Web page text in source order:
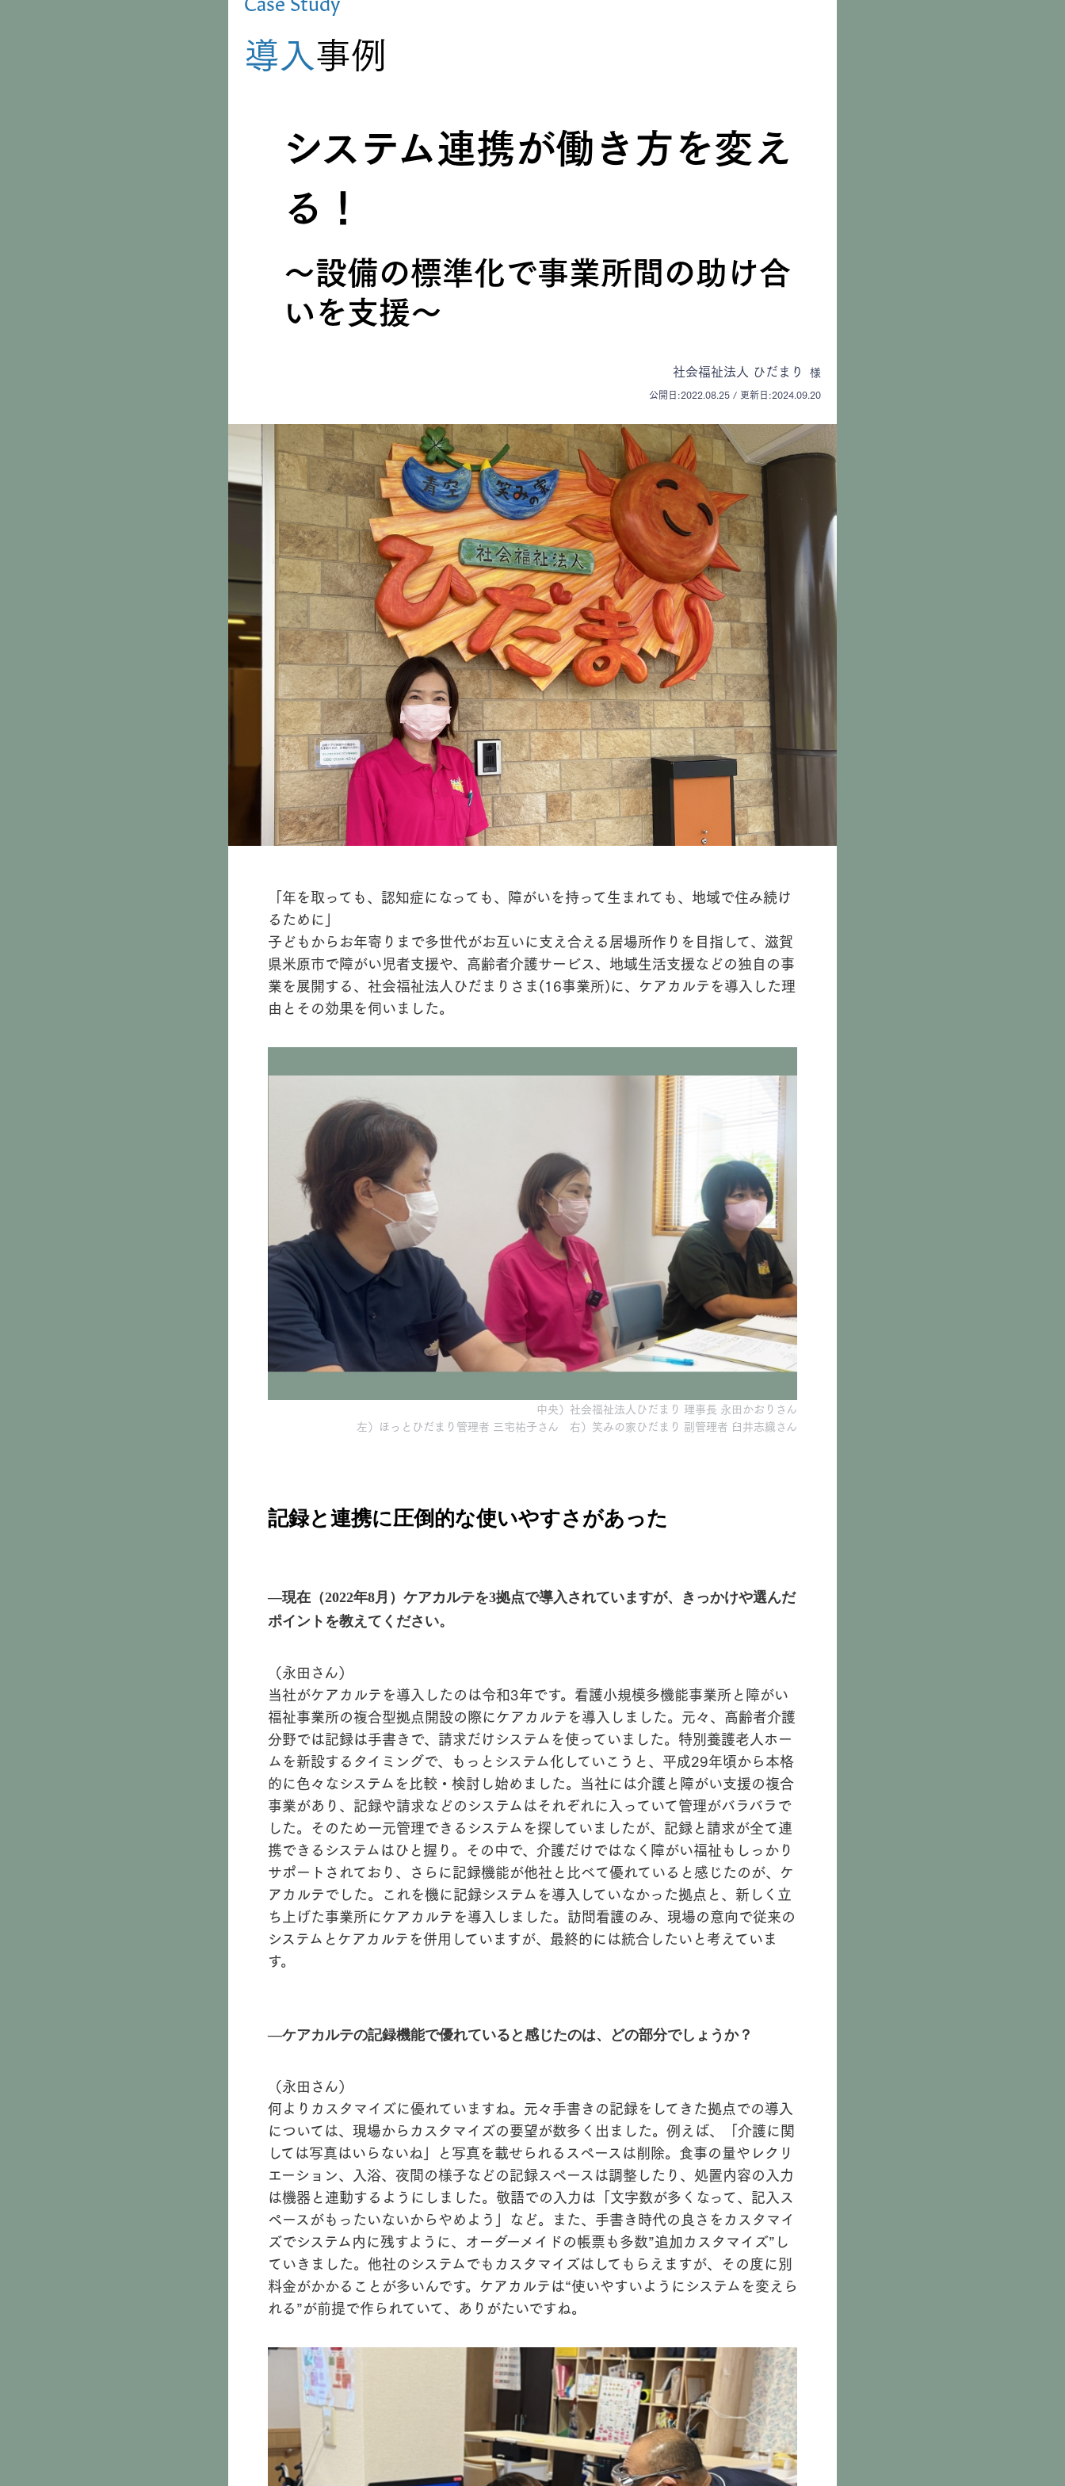
導入事例
システム連携が働き方を変え
る！
〜設備の標準化で事業所間の助け合
いを支援〜
社会福祉法人 ひだまり 様
公開日:2022.08.25 / 更新日:2024.09.20
「年を取っても、認知症になっても、障がいを持って生まれても、地域で住み続け
るために」
子どもからお年寄りまで多世代がお互いに支え合える居場所作りを目指して、滋賀
県米原市で障がい児者支援や、高齢者介護サービス、地域生活支援などの独自の事
業を展開する、社会福祉法人ひだまりさま(16事業所)に、ケアカルテを導入した理
由とその効果を伺いました。
中央）社会福祉法人ひだまり 理事長 永田かおりさん
左）ほっとひだまり管理者 三宅祐子さん 右）笑みの家ひだまり 副管理者 臼井志織さん
記録と連携に圧倒的な使いやすさがあった
―現在（2022年8月）ケアカルテを3拠点で導入されていますが、きっかけや選んだ
ポイントを教えてください。
（永田さん）
当社がケアカルテを導入したのは令和3年です。看護小規模多機能事業所と障がい
福祉事業所の複合型拠点開設の際にケアカルテを導入しました。元々、高齢者介護
分野では記録は手書きで、請求だけシステムを使っていました。特別養護老人ホー
ムを新設するタイミングで、もっとシステム化していこうと、平成29年頃から本格
的に色々なシステムを比較・検討し始めました。当社には介護と障がい支援の複合
事業があり、記録や請求などのシステムはそれぞれに入っていて管理がバラバラで
した。そのため一元管理できるシステムを探していましたが、記録と請求が全て連
携できるシステムはひと握り。その中で、介護だけではなく障がい福祉もしっかり
サポートされており、さらに記録機能が他社と比べて優れていると感じたのが、ケ
アカルテでした。これを機に記録システムを導入していなかった拠点と、新しく立
ち上げた事業所にケアカルテを導入しました。訪問看護のみ、現場の意向で従来の
システムとケアカルテを併用していますが、最終的には統合したいと考えていま
す。
―ケアカルテの記録機能で優れていると感じたのは、どの部分でしょうか？
（永田さん）
何よりカスタマイズに優れていますね。元々手書きの記録をしてきた拠点での導入
については、現場からカスタマイズの要望が数多く出ました。例えば、「介護に関
しては写真はいらないね」と写真を載せられるスペースは削除。食事の量やレクリ
エーション、入浴、夜間の様子などの記録スペースは調整したり、処置内容の入力
は機器と連動するようにしました。敬語での入力は「文字数が多くなって、記入ス
ペースがもったいないからやめよう」など。また、手書き時代の良さをカスタマイ
ズでシステム内に残すように、オーダーメイドの帳票も多数”追加カスタマイズ”し
ていきました。他社のシステムでもカスタマイズはしてもらえますが、その度に別
料金がかかることが多いんです。ケアカルテは“使いやすいようにシステムを変えら
れる”が前提で作られていて、ありがたいですね。